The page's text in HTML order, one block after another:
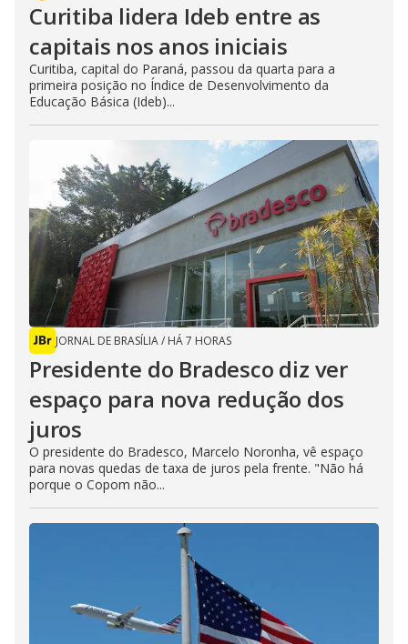
Curitiba lidera Ideb entre as
capitais nos anos iniciais
Curitiba, capital do Paraná, passou da quarta para a
primeira posição no Índice de Desenvolvimento da
Educação Básica (Ideb)...
JORNAL DE BRASÍLIA/ HÁ 7 HORAS
Presidente do Bradesco diz ver
espaço para nova redução dos
juros
O presidente do Bradesco, Marcelo Noronha, vê espaço
para novas quedas de taxa de juros pela frente. "Não há
porque o Copom não...